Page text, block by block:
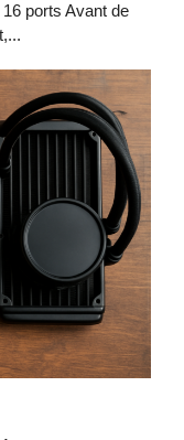
ports Avant de